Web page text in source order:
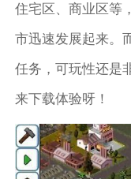
住宅区、商业区等
市迅速发展起来。
任务，可玩性还是
来下载体验呀！